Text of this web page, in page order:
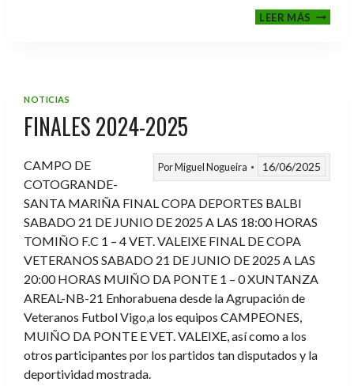
LEER MÁSVI
NOTICIAS
FINALES 2024-2025
PorMiguel Nogueira 16/06/2025
CAMPO DE
COTOGRANDE-
SANTA MARIÑA FINAL COPA DEPORTES BALBI
SABADO 21 DE JUNIO DE 2025 A LAS 18:00 HORAS
TOMIÑO F.C 1 – 4 VET. VALEIXE FINAL DE COPA
VETERANOS SABADO 21 DE JUNIO DE 2025 A LAS
20:00 HORAS MUIÑO DA PONTE 1 – 0 XUNTANZA
AREAL-NB-21 Enhorabuena desde la Agrupación de
Veteranos Futbol Vigo,a los equipos CAMPEONES,
MUIÑO DA PONTE E VET. VALEIXE, así como a los
otros participantes por los partidos tan disputados y la
deportividad mostrada.